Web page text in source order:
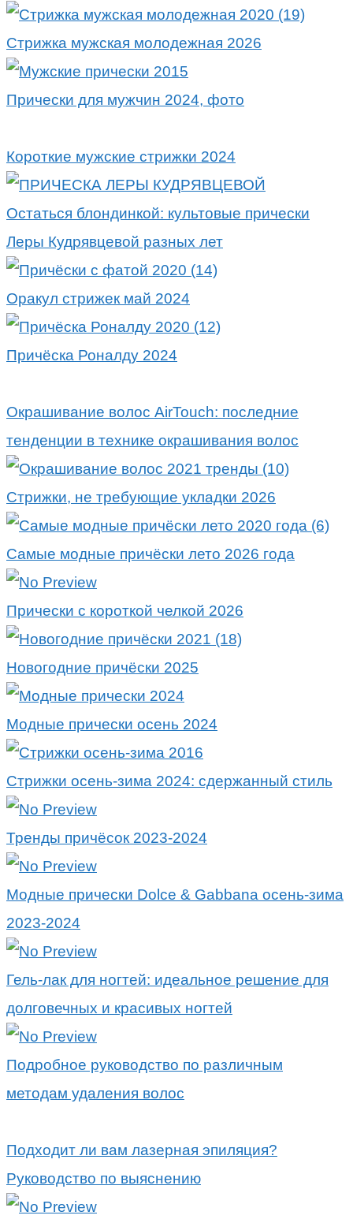
Стрижка мужская молодежная 2026
Прически для мужчин 2024, фото
Короткие мужские стрижки 2024
Остаться блондинкой: культовые прически
Леры Кудрявцевой разных лет
Оракул стрижек май 2024
Причёска Роналду 2024
Окрашивание волос AirTouch: последние
тенденции в технике окрашивания волос
Стрижки, не требующие укладки 2026
Самые модные причёски лето 2026 года
Прически с короткой челкой 2026
Новогодние причёски 2025
Модные прически осень 2024
Стрижки осень-зима 2024: сдержанный стиль
Тренды причёсок 2023-2024
Модные прически Dolce & Gabbana осень-зима
2023-2024
Гель-лак для ногтей: идеальное решение для
долговечных и красивых ногтей
Подробное руководство по различным
методам удаления волос
Подходит ли вам лазерная эпиляция?
Руководство по выяснению